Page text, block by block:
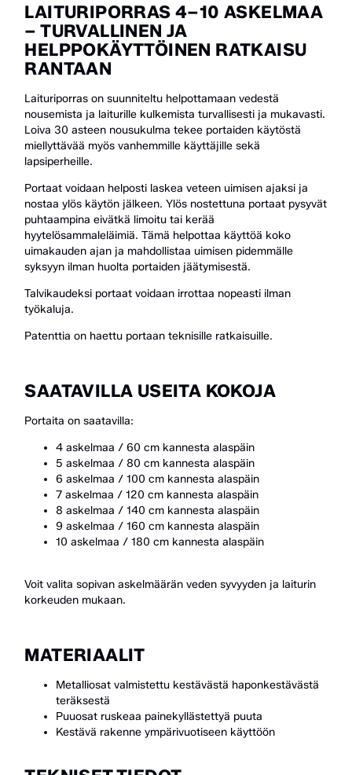
LAITURIPORRAS 4–10 ASKELMAA
– TURVALLINEN JA
HELPPOKÄYTTÖINEN RATKAISU
RANTAAN
Laituriporras on suunniteltu helpottamaan vedestä
nousemista ja laiturille kulkemista turvallisesti ja mukavasti.
Loiva 30 asteen nousukulma tekee portaiden käytöstä
miellyttävää myös vanhemmille käyttäjille sekä
lapsiperheille.
Portaat voidaan helposti laskea veteen uimisen ajaksi ja
nostaa ylös käytön jälkeen. Ylös nostettuna portaat pysyvät
puhtaampina eivätkä limoitu tai kerää
hyytelösammaleläimiä. Tämä helpottaa käyttöä koko
uimakauden ajan ja mahdollistaa uimisen pidemmälle
syksyyn ilman huolta portaiden jäätymisestä.
Talvikaudeksi portaat voidaan irrottaa nopeasti ilman
työkaluja.
Patenttia on haettu portaan teknisille ratkaisuille.
SAATAVILLA USEITA KOKOJA
Portaita on saatavilla:
4 askelmaa / 60 cm kannesta alaspäin
5 askelmaa / 80 cm kannesta alaspäin
6 askelmaa / 100 cm kannesta alaspäin
7 askelmaa / 120 cm kannesta alaspäin
8 askelmaa / 140 cm kannesta alaspäin
9 askelmaa / 160 cm kannesta alaspäin
10 askelmaa / 180 cm kannesta alaspäin
Voit valita sopivan askelmäärän veden syvyyden ja laiturin
korkeuden mukaan.
MATERIAALIT
Metalliosat valmistettu kestävästä haponkestävästä
teräksestä
Puuosat ruskeaa painekyllästettyä puuta
Kestävä rakenne ympärivuotiseen käyttöön